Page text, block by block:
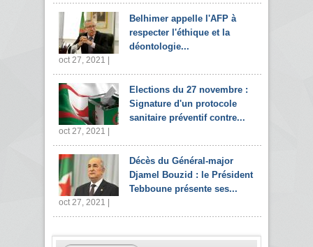
Belhimer appelle l'AFP à
respecter l'éthique et la
déontologie...
oct 27, 2021 |
Elections du 27 novembre :
Signature d'un protocole
sanitaire préventif contre...
oct 27, 2021 |
Décès du Général-major
Djamel Bouzid : le Président
Tebboune présente ses...
oct 27, 2021 |